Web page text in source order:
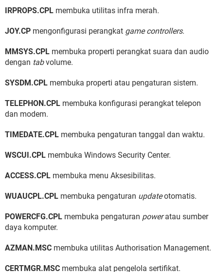
IRPROPS.CPL membuka utilitas infra merah.
JOY.CP mengonfigurasi perangkat game controllers.
MMSYS.CPL membuka properti perangkat suara dan audio
dengan tabvolume.
SYSDM.CPL membuka properti atau pengaturan sistem.
TELEPHON.CPL membuka konfigurasi perangkat telepon
dan modem.
TIMEDATE.CPL membuka pengaturan tanggal dan waktu.
WSCUI.CPL membuka Windows Security Center.
ACCESS.CPL membuka menu Aksesibilitas.
WUAUCPL.CPL membuka pengaturan updateotomatis.
POWERCFG.CPL membuka pengaturan poweratau sumber
daya komputer.
AZMAN.MSC membuka utilitas Authorisation Management.
CERTMGR.MSC membuka alat pengelola sertifikat.